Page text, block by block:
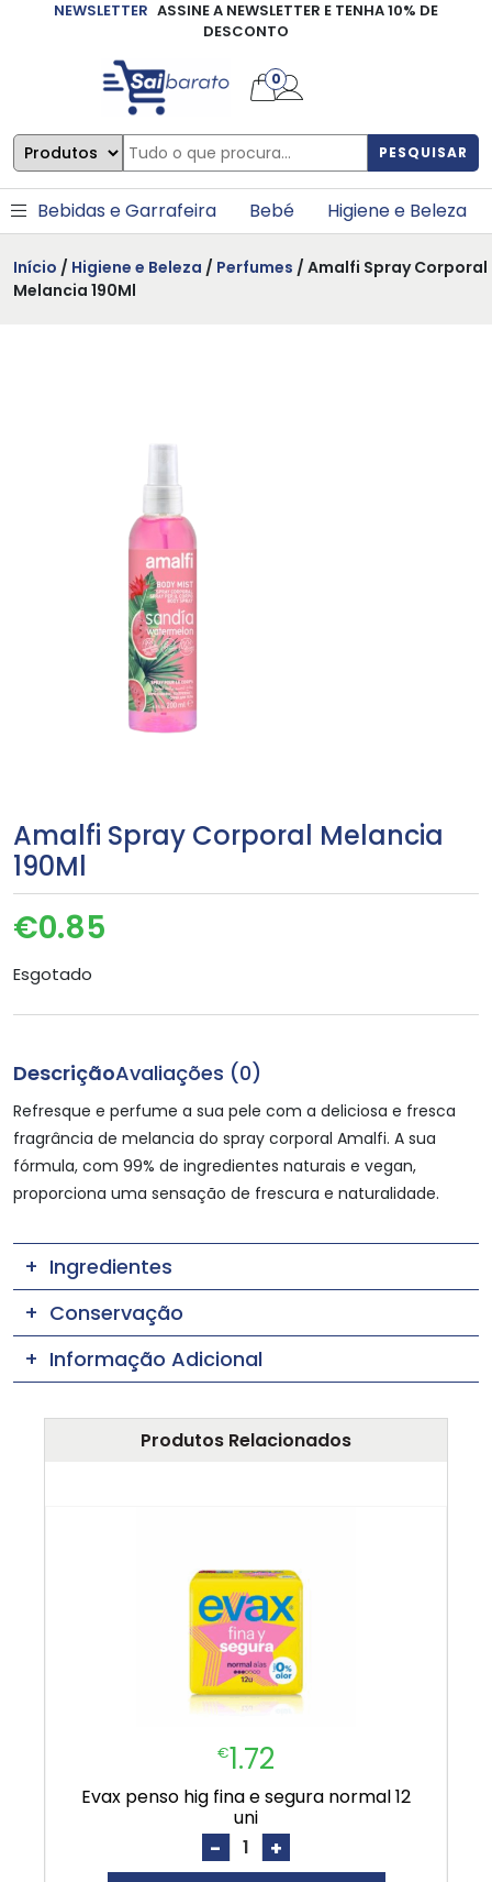
NEWSLETTER ASSINE A NEWSLETTER E TENHA 10% DE
DESCONTO
PESQUISAR
0
Bebidas e Garrafeira Bebé Higiene e Beleza
Início / Higiene e Beleza / Perfumes / Amalfi Spray Corporal
Melancia 190Ml
Amalfi Spray Corporal Melancia
190Ml
€0.85
Esgotado
DescriçãoAvaliações (0)
Refresque e perfume a sua pele com a deliciosa e fresca
fragrância de melancia do spray corporal Amalfi. A sua
fórmula, com 99% de ingredientes naturais e vegan,
proporciona uma sensação de frescura e naturalidade.
Ingredientes
Conservação
Informação Adicional
Produtos Relacionados
€1.72
evax penso hig fina e segura normal 12
uni
- +